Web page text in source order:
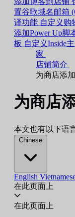
置谷歌域名邮箱
译功能 自定义购
添加Power Up脚
板 自定义Inside
家
店铺简介
为商店添
为商店
本文也有以下语
Chinese
English
在此页面上
在此页面上